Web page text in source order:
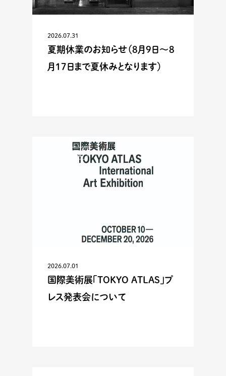
2026.07.31
夏期休業のお知らせ（8月9日〜8
月17日まで夏休みとなります）
ACTIVITIES
2026.07.01
国際美術展「TOKYO ATLAS」プ
レス発表会について